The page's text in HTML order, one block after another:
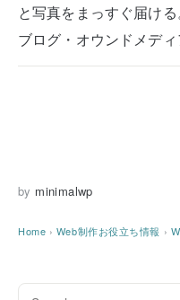
と写真をまっすぐ届け
ブログ・オウンドメデ
by minimalwp
Home › Web制作お役立ち情報 ›